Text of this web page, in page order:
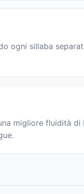
ogni sillaba
migliore fluidità